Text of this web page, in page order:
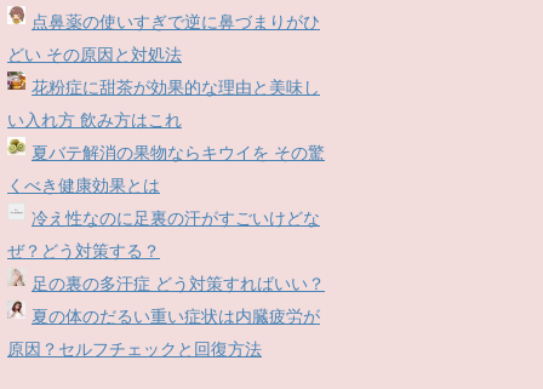
点鼻薬の使いすぎで逆に鼻づまりがひ
どい その原因と対処法
花粉症に甜茶が効果的な理由と美味し
い入れ方 飲み方はこれ
夏バテ解消の果物ならキウイを その驚
くべき健康効果とは
冷え性なのに足裏の汗がすごいけどな
ぜ？どう対策する？
足の裏の多汗症 どう対策すればいい？
夏の体のだるい重い症状は内臓疲労が
原因？セルフチェックと回復方法